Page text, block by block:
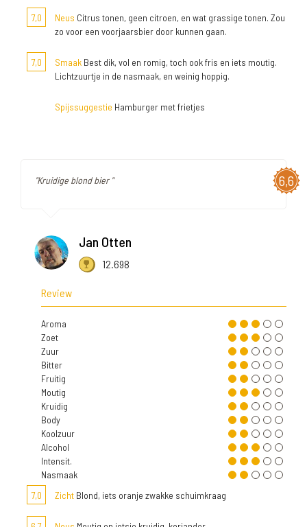
7,0 Neus Citrus tonen, geen citroen, en wat grassige tonen. Zou
zo voor een voorjaarsbier door kunnen gaan.
7,0 Smaak Best dik, vol en romig, toch ook fris en iets moutig.
Lichtzuurtje in de nasmaak, en weinig hoppig.
Spijssuggestie Hamburger met frietjes
6,6
"Kruidige blond bier "
Jan Otten
12.698
Review
Aroma
Zoet
Zuur
Bitter
Fruitig
Moutig
Kruidig
Body
Koolzuur
Alcohol
Intensit.
Nasmaak
7,0
Zicht Blond, iets oranje zwakke schuimkraag